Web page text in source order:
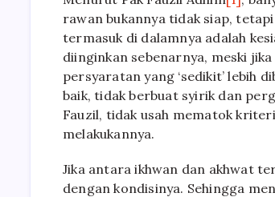
rawan bukannya tidak siap,
termasuk di dalamnya adalah
diinginkan sebenarnya, meski
persyaratan yang ‘sedikit’ lebih
baik, tidak berbuat syirik dan
Fauzil, tidak usah mematok
melakukannya.
Jika antara ikhwan dan akhwat
dengan kondisinya. Sehingga